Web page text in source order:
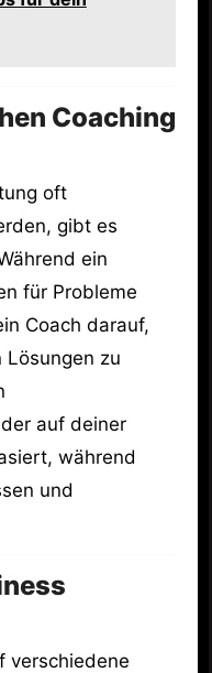
Coaching
oft
gibt es
ein
für Probleme
Coach darauf,
zu
auf deiner
während
und
verschiedene